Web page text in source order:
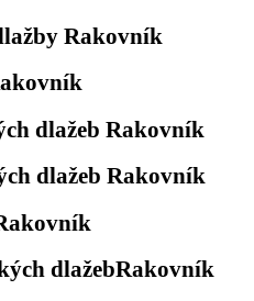
Rakovník
dlažeb Rakovník
dlažeb Rakovník
dlažebRakovník